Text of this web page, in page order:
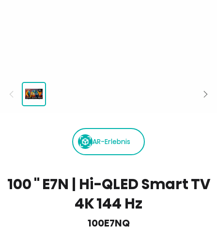
AR-Erlebnis
100 '' E7N | Hi-QLED Smart TV
4K 144 Hz
100E7NQ